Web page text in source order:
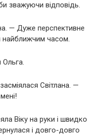
зважуючи відповідь.
— Дуже перспективне
найближчим часом.
Світлана. —
Віку на руки і швидко
і довго-довго